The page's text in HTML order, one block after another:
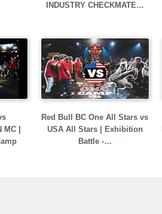
INDUSTRY CHECKMATE…
|
Red Bull BC One All Stars vs
USA All Stars | Exhibition
Battle -…